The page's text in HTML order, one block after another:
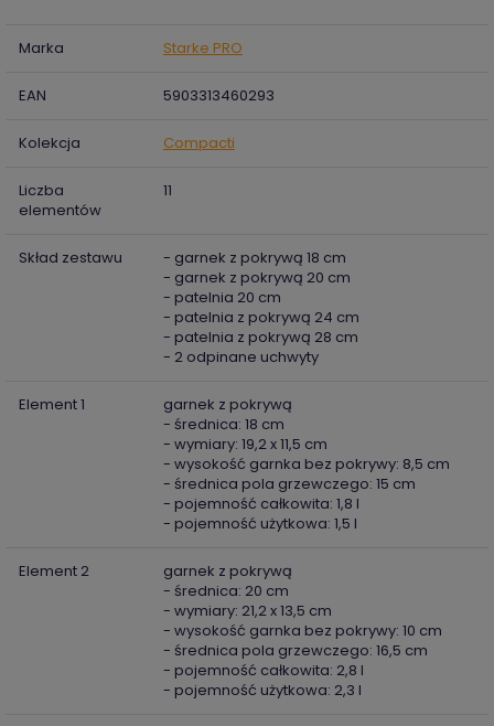
Marka Starke PRO
EAN 5903313460293
Kolekcja Compacti
Liczba
elementów
11
Skład zestawu
- garnek z pokrywą 18 cm
- garnek z pokrywą 20 cm
- patelnia 20 cm
- patelnia z pokrywą 24 cm
- patelnia z pokrywą 28 cm
- 2 odpinane uchwyty
Element 1
garnek z pokrywą
- średnica: 18 cm
- wymiary: 19,2 x 11,5 cm
- wysokość garnka bez pokrywy: 8,5 cm
- średnica pola grzewczego: 15 cm
- pojemność całkowita: 1,8 l
- pojemność użytkowa: 1,5 l
Element 2
garnek z pokrywą
- średnica: 20 cm
- wymiary: 21,2 x 13,5 cm
- wysokość garnka bez pokrywy: 10 cm
- średnica pola grzewczego: 16,5 cm
- pojemność całkowita: 2,8 l
- pojemność użytkowa: 2,3 l